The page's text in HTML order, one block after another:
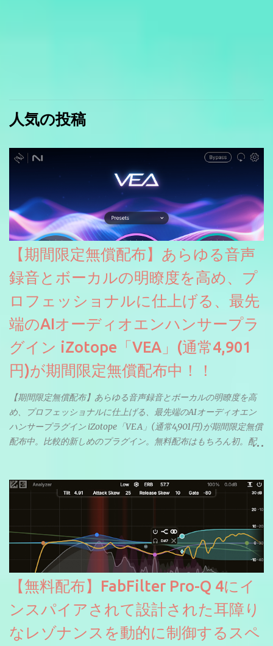
人気の投稿
【期間限定無償配布】あらゆる音声
録音とボーカルの明瞭度を高め、プ
ロフェッショナルに仕上げる、最先
端のAIオーディオエンハンサープラ
グイン iZotope「VEA」(通常4,901
円)が期間限定無償配布中！！
【期間限定無償配布】あらゆる音声録音とボーカルの明瞭度を高
め、プロフェッショナルに仕上げる、最先端のAIオーディオエン
ハンサープラグイン iZotope「VEA」(通常4,901円)が期間限定無償
配布中。比較的新しめのプラグイン。無料配布はもちろん初。配
【無料配布】FabFilter Pro-Q 4にイ
ンスパイアされて設計された耳障り
なレゾナンスを動的に制御するスペ